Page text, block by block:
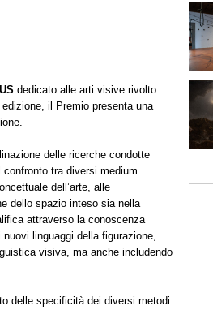
dedicato alle arti visive rivolto
il Premio presenta una
delle ricerche condotte
tra diversi medium
dell’arte, alle
dello spazio inteso sia nella
attraverso la conoscenza
linguaggi della figurazione,
visiva, ma anche includendo
delle specificità dei diversi metodi